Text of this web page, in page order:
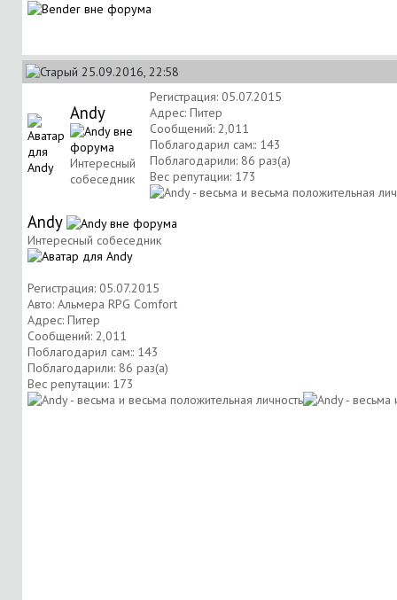
25.09.2016, 22:58
Andy
Интересный
собеседник
Регистрация: 05.07.2015
Адрес: Питер
Сообщений: 2,011
Поблагодарил сам:: 143
Поблагодарили: 86 раз(а)
Вес репутации: 173
Andy
Интересный собеседник
Регистрация: 05.07.2015
Авто: Альмера RPG Comfort
Адрес: Питер
Сообщений: 2,011
Поблагодарил сам:: 143
Поблагодарили: 86 раз(а)
Вес репутации: 173